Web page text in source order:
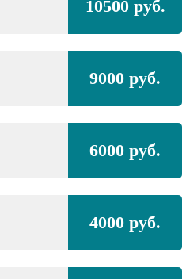
10500 руб.
9000 руб.
6000 руб.
4000 руб.